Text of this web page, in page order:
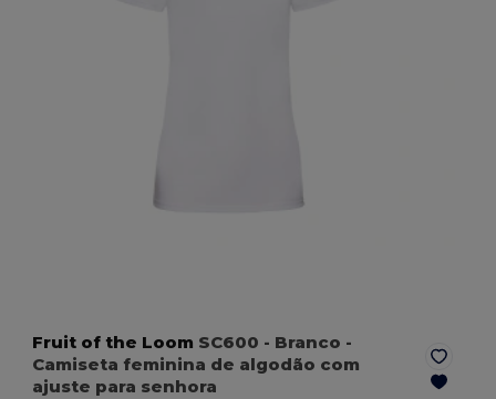
Fruit of the Loom SC600 - Branco -
Camiseta feminina de algodão com
ajuste para senhora